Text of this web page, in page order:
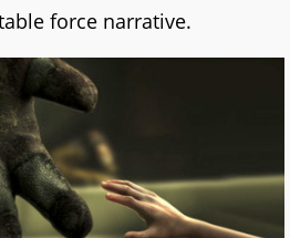
force narrative.